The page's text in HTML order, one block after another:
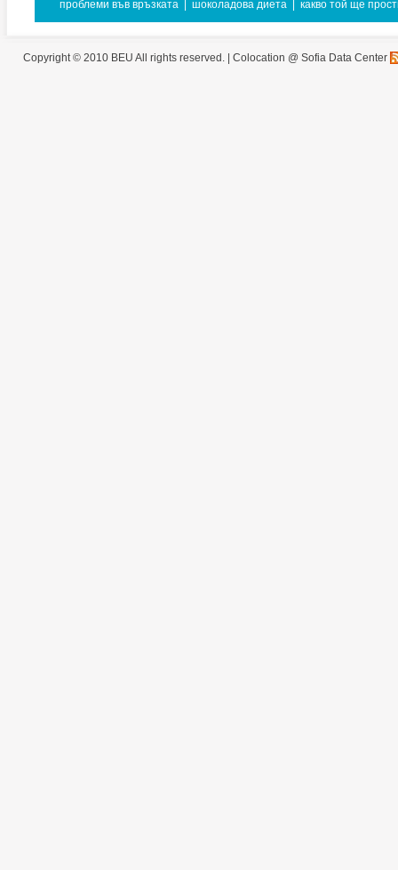
проблеми във връзката шоколадова диета какво той ще
Copyright © 2010 BEU All rights reserved. | Colocation @ Sofia Data Center